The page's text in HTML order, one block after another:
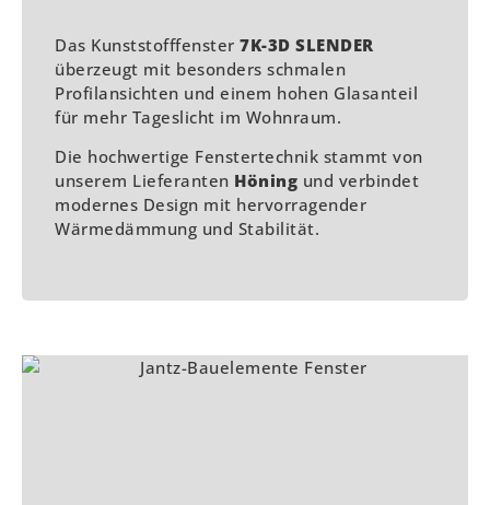
Das Kunststofffenster 7K-3D SLENDER
überzeugt mit besonders schmalen
Profilansichten und einem hohen Glasanteil
für mehr Tageslicht im Wohnraum.
Die hochwertige Fenstertechnik stammt von
unserem Lieferanten Höning und verbindet
modernes Design mit hervorragender
Wärmedämmung und Stabilität.